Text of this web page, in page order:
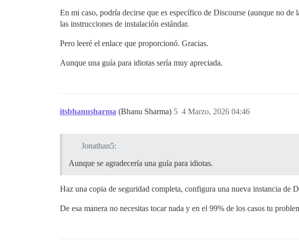
En mi caso, podría decirse que es específico de Discourse (aunque no
las instrucciones de instalación estándar.
Pero leeré el enlace que proporcionó. Gracias.
Aunque una guía para idiotas sería muy apreciada.
itsbhanusharma (Bhanu Sharma) 4 Marzo, 2026 04:46
5
Jonathan5:
Aunque se agradecería una guía para idiotas.
Haz una copia de seguridad completa, configura una nueva instancia de
De esa manera no necesitas tocar nada y en el 99% de los casos tu